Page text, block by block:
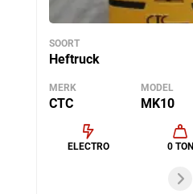
SOORT
Heftruck
MERK
CTC
MODEL
MK10
ELECTRO 0 TON